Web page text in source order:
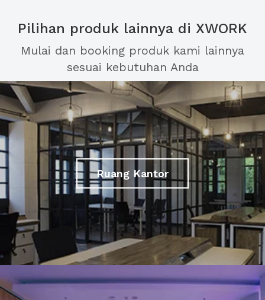
Pilihan produk lainnya di XWORK
Mulai dan booking produk kami lainnya
sesuai kebutuhan Anda
Ruang Kantor